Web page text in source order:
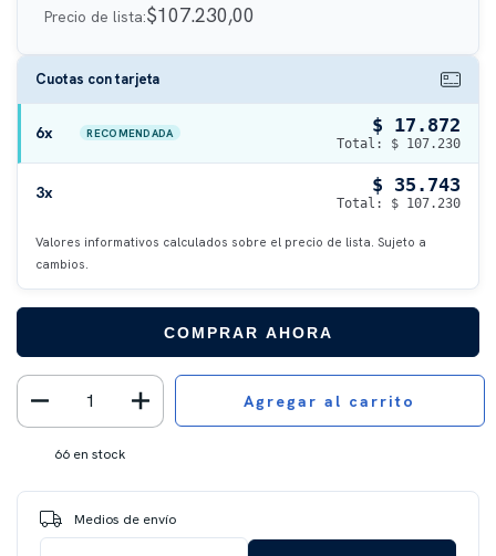
Precio de lista:$107.230,00
Cuotas con tarjeta
6x RECOMENDADA $ 17.872
Total: $ 107.230
3x $ 35.743
Total: $ 107.230
Valores informativos calculados sobre el precio de lista. Sujeto a
cambios.
COMPRAR AHORA
66 en stock
Entregas para el CP:
Medios de envío